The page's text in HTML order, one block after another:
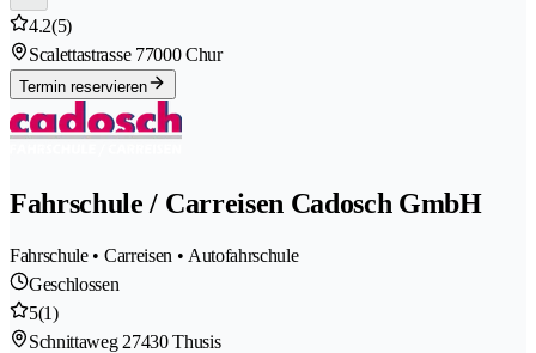
4.2(5)
Scalettastrasse 77000 Chur
Termin reservieren
Fahrschule / Carreisen Cadosch GmbH
Fahrschule • Carreisen • Autofahrschule
Geschlossen
5(1)
Schnittaweg 27430 Thusis